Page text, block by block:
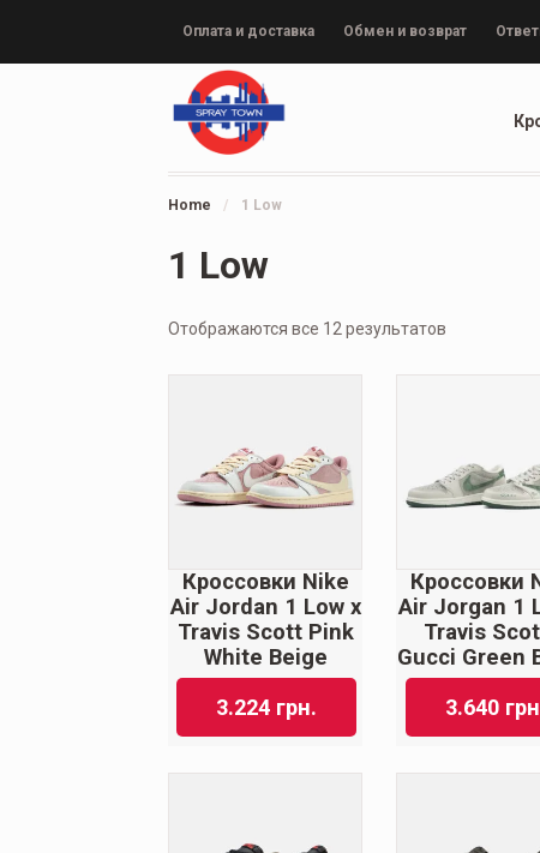
Оплата и доставка Обмен и возврат
Home / 1 Low
1 Low
Отображаются все 12 результатов
Кроссовки Nike
Air Jordan 1 Low x
Travis Scott Pink
White Beige
3.224 грн.
Кроссовки
Air Jorgan 1
Travis
Gucci Green
3.640